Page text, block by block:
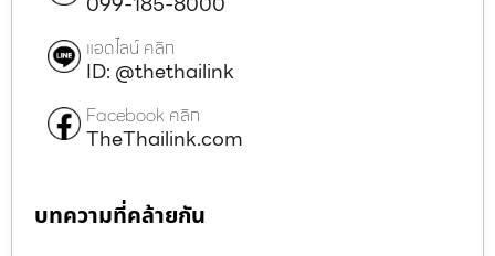
แอดไลน์ คลิก
ID: @thethailink
Facebook คลิก
TheThailink.com
บทความที่คล้ายกัน